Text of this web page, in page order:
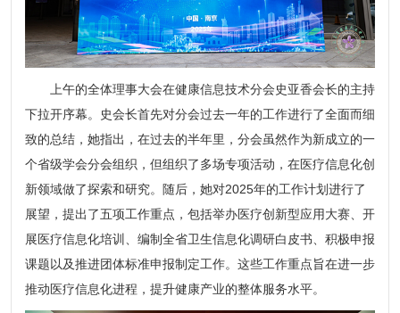
上午的全体理事大会在健康信息技术分会史亚香会长的主持
下拉开序幕。史会长首先对分会过去一年的工作进行了全面而细
致的总结，她指出，在过去的半年里，分会虽然作为新成立的一
个省级学会分会组织，但组织了多场专项活动，在医疗信息化创
新领域做了探索和研究。随后，她对2025年的工作计划进行了
展望，提出了五项工作重点，包括举办医疗创新型应用大赛、开
展医疗信息化培训、编制全省卫生信息化调研白皮书、积极申报
课题以及推进团体标准申报制定工作。这些工作重点旨在进一步
推动医疗信息化进程，提升健康产业的整体服务水平。